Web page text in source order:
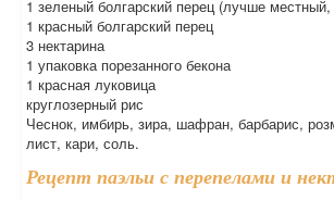
1 зеленый болгарский перец (лучше
1 красный болгарский перец
3 нектарина
1 упаковка порезанного бекона
1 красная луковица
круглозерный рис
Чеснок, имбирь, зира, шафран, барбарис,
лист, кари, соль.
Рецепт паэльи с перепелами и